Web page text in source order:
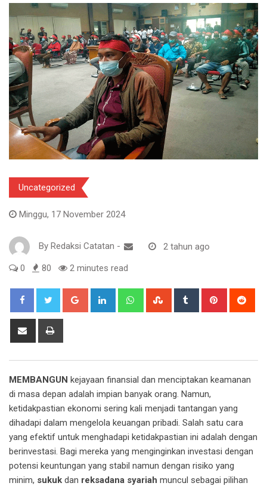
Uncategorized
Minggu, 17 November 2024
By Redaksi Catatan - 2 tahun ago
0 80 2 minutes read
Google+ LinkedIn WhatsappStumbleUpon
Tumblr Pinterest
Share
MEMBANGUN kejayaan finansial dan menciptakan keamanan
di masa depan adalah impian banyak orang. Namun,
ketidakpastian ekonomi sering kali menjadi tantangan yang
dihadapi dalam mengelola keuangan pribadi. Salah satu cara
yang efektif untuk menghadapi ketidakpastian ini adalah dengan
berinvestasi. Bagi mereka yang menginginkan investasi dengan
potensi keuntungan yang stabil namun dengan risiko yang
minim, sukuk dan reksadana syariah muncul sebagai pilihan